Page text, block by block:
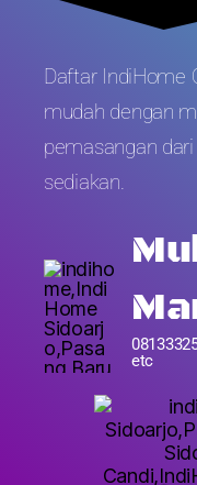
Daftar IndiHome
mudah dengan
pemasangan
sediakan.
etc